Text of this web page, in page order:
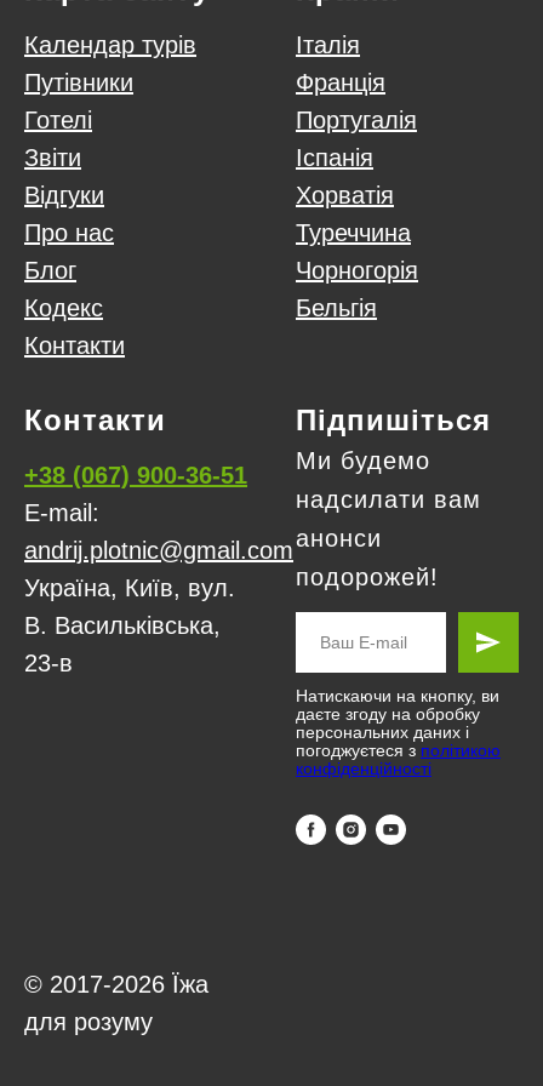
Календар турів
Путівники
Готелі
Звіти
Відгуки
Про нас
Блог
Кодекс
Контакти
Італія
Франція
Португалія
Іспанія
Хорватія
Туреччина
Чорногорія
Бельгія
Контакти
+38 (067) 900-36-51
E-mail:
andrij.plotnic@gmail.com
Україна, Київ, вул.
В. Васильківська,
23-в
Підпишіться
Ми будемо
надсилати вам
анонси
подорожей!
Натискаючи на кнопку, ви
даєте згоду на обробку
персональних даних і
погоджуєтеся з політикою
конфіденційності
© 2017-2026 Їжа
для розуму